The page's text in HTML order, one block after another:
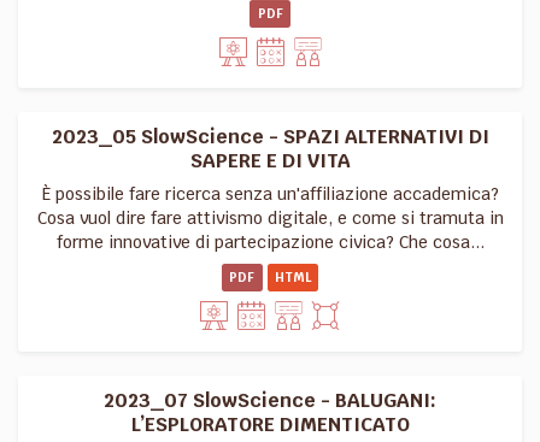
PDF
2023_05 SlowScience - SPAZI ALTERNATIVI DI
SAPERE E DI VITA
È possibile fare ricerca senza un'affiliazione accademica?
Cosa vuol dire fare attivismo digitale, e come si tramuta in
forme innovative di partecipazione civica? Che cosa...
PDF HTML
2023_07 SlowScience - BALUGANI:
L’ESPLORATORE DIMENTICATO